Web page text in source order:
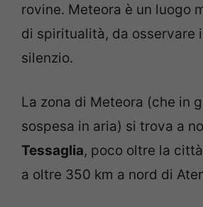
rovine. Meteora è un luogo
di spiritualità, da osservare
silenzio.
La zona di Meteora (che in
sospesa in aria) si trova a
Tessaglia, poco oltre la
a oltre 350 km a nord di